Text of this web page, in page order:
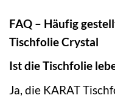
FAQ – Häufig
Tischfolie Crystal
Ist die Tischfolie
Ja, die KARAT